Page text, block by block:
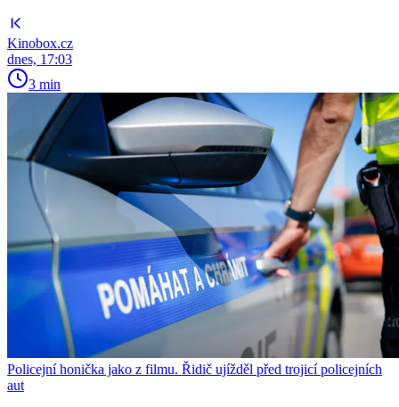
Kinobox.cz
dnes, 17:03
3 min
Policejní honička jako z filmu. Řidič ujížděl před trojicí policejních
aut